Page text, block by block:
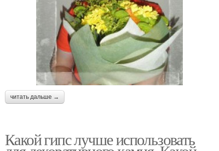
читать дальше →
Какой гипс лучше использовать